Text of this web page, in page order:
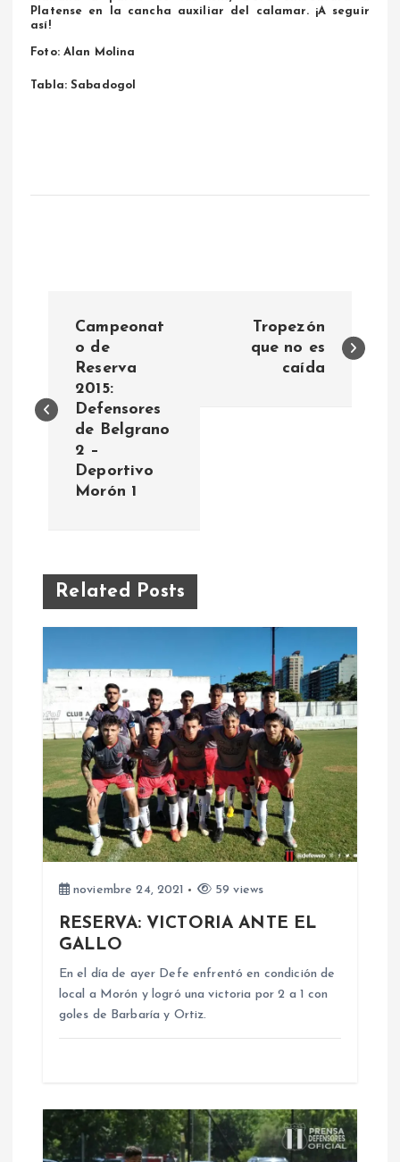
Platense en la cancha auxiliar del calamar. ¡A seguir
así!
Foto: Alan Molina
Tabla: Sabadogol
v
c
ó
n
d
e
e
s
Campeonat
o de
Reserva
2015:
Defensores
de Belgrano
2 –
Deportivo
Morón 1
Tropezón
que no es
caída
Related Posts
noviembre 24, 2021 59 views
RESERVA: VICTORIA ANTE EL
GALLO
En el día de ayer Defe enfrentó en condición de
local a Morón y logró una victoria por 2 a 1 con
goles de Barbaría y Ortiz.